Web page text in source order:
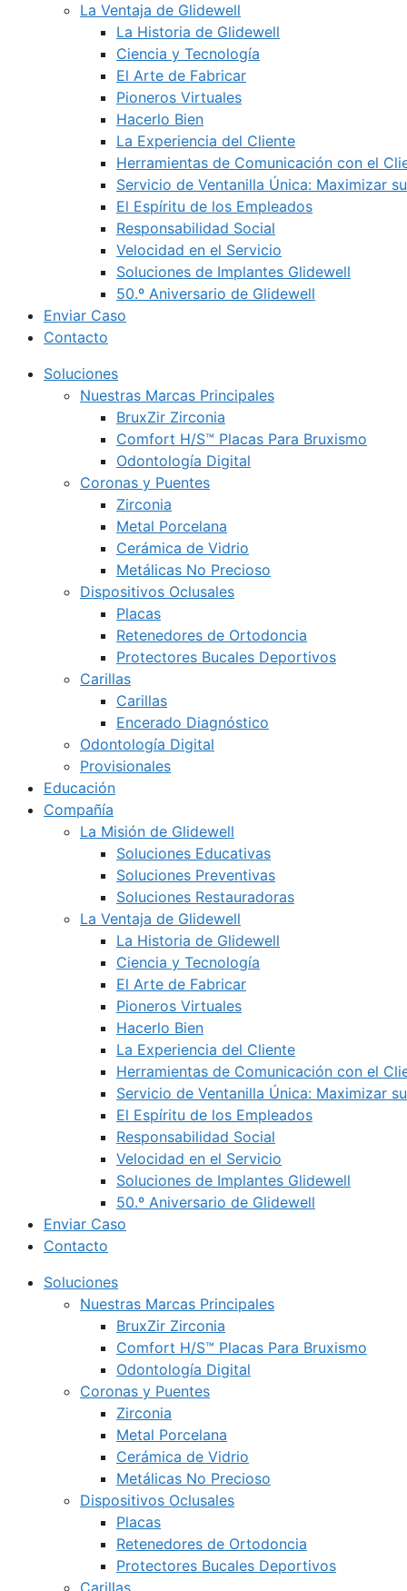
La Ventaja de Glidewell
La Historia de Glidewell
Ciencia y Tecnología
El Arte de Fabricar
Pioneros Virtuales
Hacerlo Bien
La Experiencia del Cliente
Herramientas de Comunicación con el
Servicio de Ventanilla Única: Maximizar
El Espíritu de los Empleados
Responsabilidad Social
Velocidad en el Servicio
Soluciones de Implantes Glidewell
50.º Aniversario de Glidewell
Enviar Caso
Contacto
Soluciones
Nuestras Marcas Principales
BruxZir Zirconia
Comfort H/S™ Placas Para Bruxismo
Odontología Digital
Coronas y Puentes
Zirconia
Metal Porcelana
Cerámica de Vidrio
Metálicas No Precioso
Dispositivos Oclusales
Placas
Retenedores de Ortodoncia
Protectores Bucales Deportivos
Carillas
Carillas
Encerado Diagnóstico
Odontología Digital
Provisionales
Educación
Compañía
La Misión de Glidewell
Soluciones Educativas
Soluciones Preventivas
Soluciones Restauradoras
La Ventaja de Glidewell
La Historia de Glidewell
Ciencia y Tecnología
El Arte de Fabricar
Pioneros Virtuales
Hacerlo Bien
La Experiencia del Cliente
Herramientas de Comunicación con el
Servicio de Ventanilla Única: Maximizar
El Espíritu de los Empleados
Responsabilidad Social
Velocidad en el Servicio
Soluciones de Implantes Glidewell
50.º Aniversario de Glidewell
Enviar Caso
Contacto
Soluciones
Nuestras Marcas Principales
BruxZir Zirconia
Comfort H/S™ Placas Para Bruxismo
Odontología Digital
Coronas y Puentes
Zirconia
Metal Porcelana
Cerámica de Vidrio
Metálicas No Precioso
Dispositivos Oclusales
Placas
Retenedores de Ortodoncia
Protectores Bucales Deportivos
Carillas